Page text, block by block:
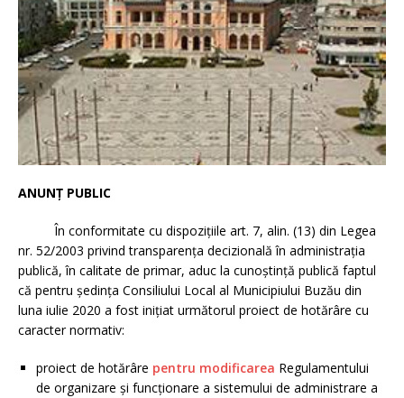
ANUNȚ PUBLIC
În conformitate cu dispoziţiile art. 7, alin. (13) din Legea
nr. 52/2003 privind transparenţa decizională în administraţia
publică, în calitate de primar, aduc la cunoştinţă publică faptul
că pentru şedinţa Consiliului Local al Municipiului Buzău din
luna iulie 2020 a fost iniţiat următorul proiect de hotărâre cu
caracter normativ:
proiect de hotărâre pentru modificarea Regulamentului
de organizare şi funcţionare a sistemului de administrare a